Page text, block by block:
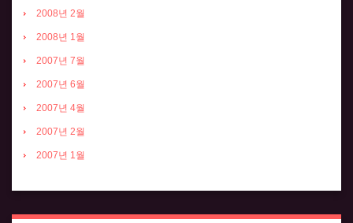
2008년 2월
2008년 1월
2007년 7월
2007년 6월
2007년 4월
2007년 2월
2007년 1월